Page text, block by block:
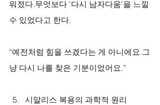
워졌다.무엇보다 ‘다시 남자다움’을 느낄
수 있었다고 한다.
“예전처럼 힘을 쓰겠다는 게 아니에요.그
냥 다시 나를 찾은 기분이었어요.”
시알리스 복용의 과학적 원리